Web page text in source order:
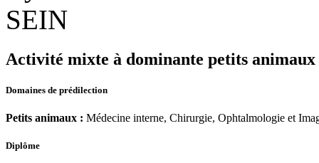
Activité mixte à dominante petits animaux
Domaines de prédilection
Petits animaux : Médecine interne, Chirurgie, Ophtalmologie et
Diplôme